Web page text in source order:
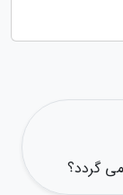
گردد؟